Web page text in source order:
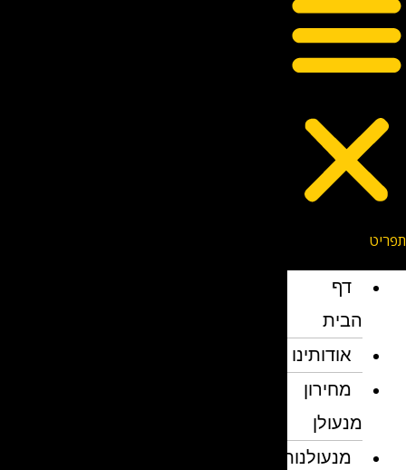
דף
הבית
אודותינו
מחירון
מנעולן
מנעולנות